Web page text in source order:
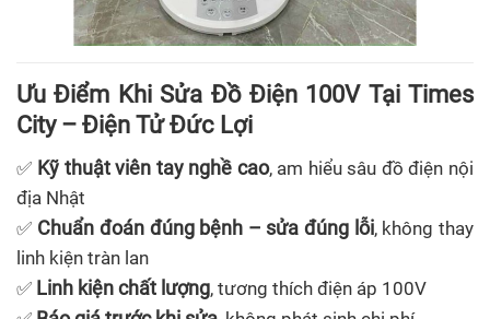
Ưu Điểm Khi Sửa Đồ Điện 100V Tại Times
City – Điện Tử Đức Lợi
✅ Kỹ thuật viên tay nghề cao, am hiểu sâu đồ điện nội
địa Nhật
✅ Chuẩn đoán đúng bệnh – sửa đúng lỗi, không thay
linh kiện tràn lan
✅ Linh kiện chất lượng, tương thích điện áp 100V